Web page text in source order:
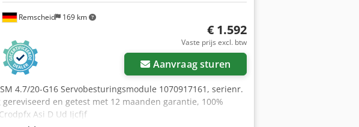
Remscheid 169 km
€ 1.592
Vaste prijs excl. btw
Aanvraag sturen
4.7/20-G16 Servobesturingsmodule 1070917161, serienr.
en getest met 12 maanden garantie, 100%
Asi D Ud Ijcfjf